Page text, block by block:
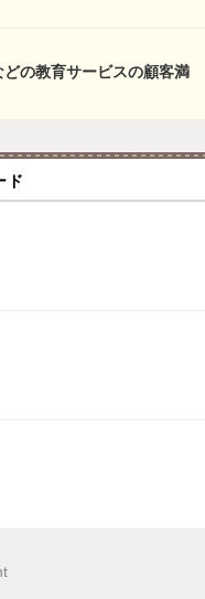
どの教育サービスの顧客満
ド